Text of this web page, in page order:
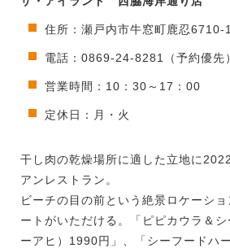
住所：瀬戸内市牛窓町鹿忍6710-1
電話：0869-24-8281（予約優先）
営業時間：10：30～17：00
定休日：月・火
干し肉の乾燥場所に適した立地に
アンレストラン。
ビーチの目の前という絶景ロケーシ
ートがいただける。「ピピカウラ＆
ーアヒ）1990円」、「シーフードハ